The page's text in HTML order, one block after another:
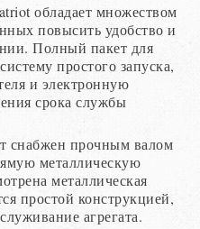
обладает множеством
повысить удобство и
Полный пакет для
простого запуска,
и электронную
срока службы
снабжен прочным валом
металлическую
металлическая
простой конструкцией,
агрегата.